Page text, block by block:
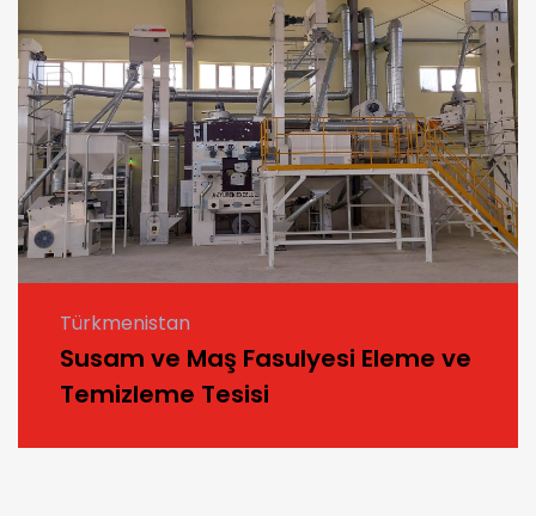
Türkmenistan
Susam ve Maş Fasulyesi Eleme ve
Temizleme Tesisi